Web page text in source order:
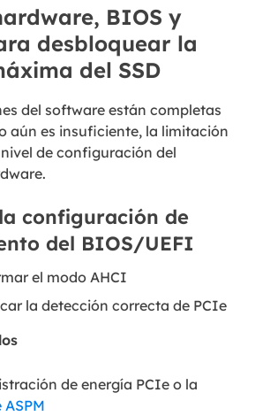
BIOS y
desbloquear la
del SSD
del software están completas
aún es insuficiente, la limitación
de configuración del
configuración de
del BIOS/UEFI
el modo AHCI
la detección correcta de PCIe
de energía PCIe o la
ASPM